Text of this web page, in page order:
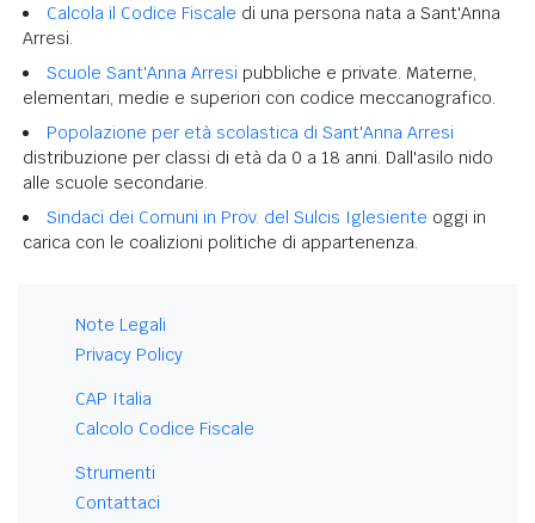
Calcola il Codice Fiscale di una persona nata a Sant'Anna
Arresi.
Scuole Sant'Anna Arresi pubbliche e private. Materne,
elementari, medie e superiori con codice meccanografico.
Popolazione per età scolastica di Sant'Anna Arresi
distribuzione per classi di età da 0 a 18 anni. Dall'asilo nido
alle scuole secondarie.
Sindaci dei Comuni in Prov. del Sulcis Iglesiente oggi in
carica con le coalizioni politiche di appartenenza.
Note Legali
Privacy Policy
CAP Italia
Calcolo Codice Fiscale
Strumenti
Contattaci